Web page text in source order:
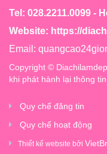
Tel: 028.2211.0099 -
Website: https://
Email:
Copyright ©
khi phát hành lại thông
Quy chế đăng tin
Quy chế hoạt động
Thiết kế website bởi